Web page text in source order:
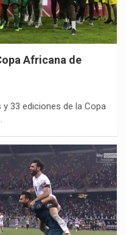
Africana de
33 ediciones de la Copa